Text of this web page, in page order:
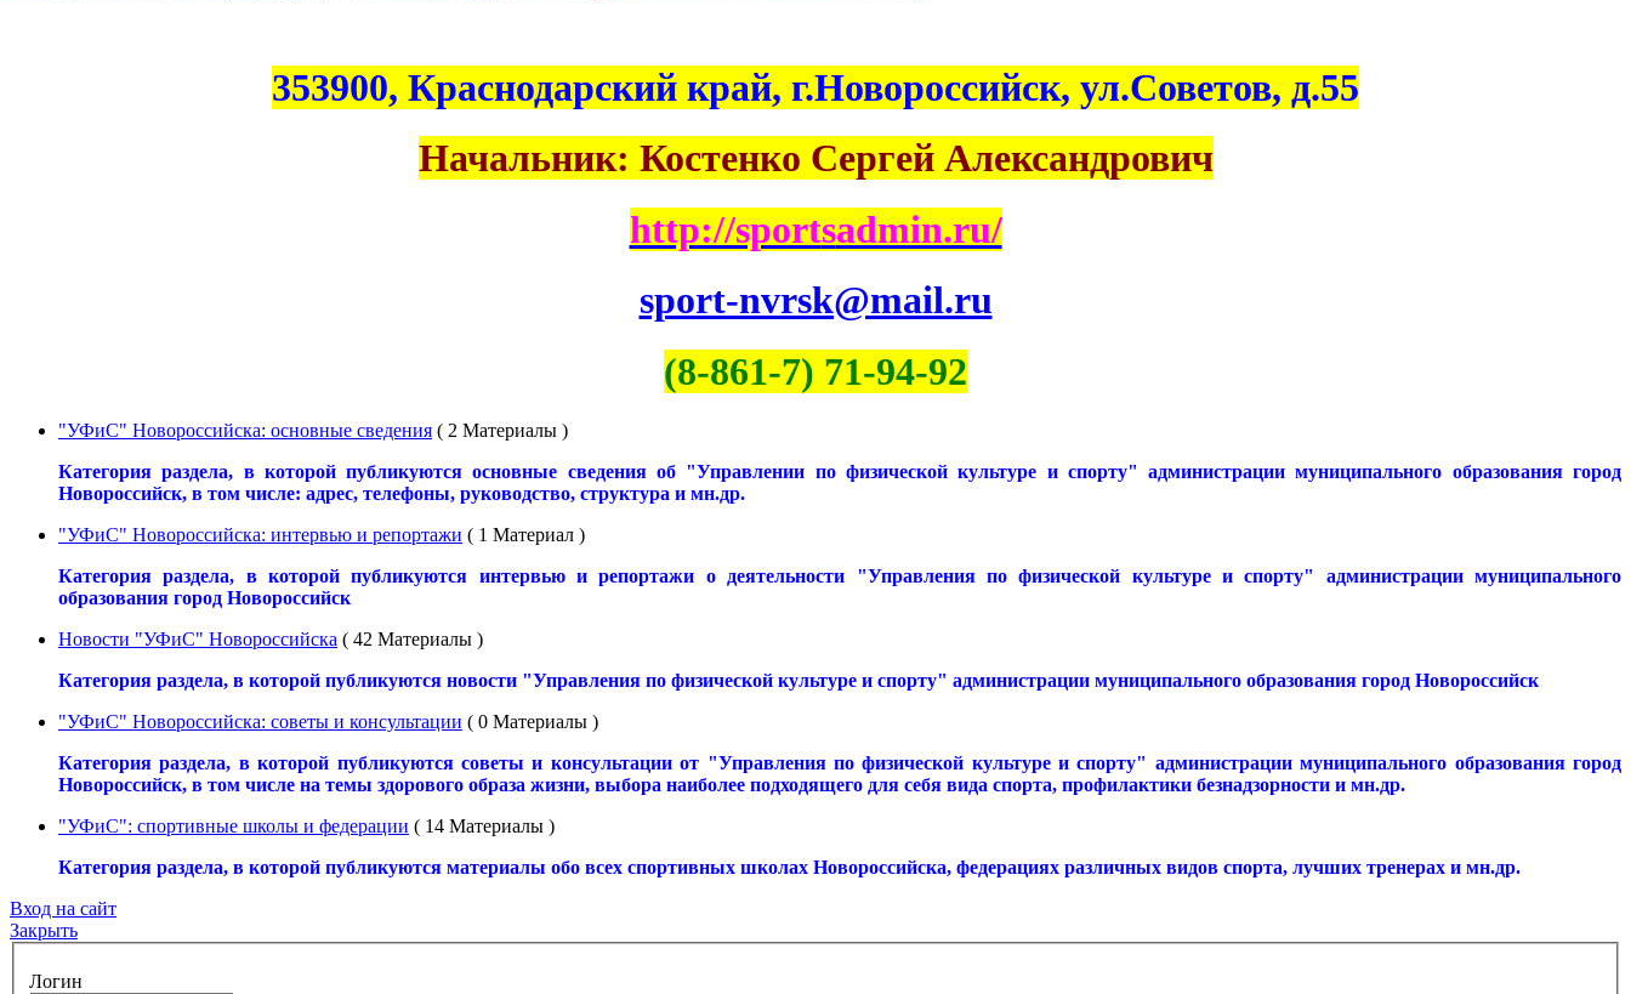
353900, Краснодарский край, г.Новороссийск, ул.Советов, д.55
Начальник: Костенко Сергей Александрович
http://sportsadmin.ru/
sport-nvrsk@mail.ru
(8-861-7) 71-94-92
"УФиС" Новороссийска: основные сведения ( 2 Материалы )
Категория раздела, в которой публикуются основные сведения об "Управлении по физической культуре и спорту" администрации муниципального образования город
Новороссийск, в том числе: адрес, телефоны, руководство, структура и мн.др.
"УФиС" Новороссийска: интервью и репортажи ( 1 Материал )
Категория раздела, в которой публикуются интервью и репортажи о деятельности "Управления по физической культуре и спорту" администрации муниципального
образования город Новороссийск
Новости "УФиС" Новороссийска ( 42 Материалы )
Категория раздела, в которой публикуются новости "Управления по физической культуре и спорту" администрации муниципального образования город Новороссийск
"УФиС" Новороссийска: советы и консультации ( 0 Материалы )
Категория раздела, в которой публикуются советы и консультации от "Управления по физической культуре и спорту" администрации муниципального образования город
Новороссийск, в том числе на темы здорового образа жизни, выбора наиболее подходящего для себя вида спорта, профилактики безнадзорности и мн.др.
"УФиС": спортивные школы и федерации ( 14 Материалы )
Категория раздела, в которой публикуются материалы обо всех спортивных школах Новороссийска, федерациях различных видов спорта, лучших тренерах и мн.др.
Вход на сайт
Закрыть
Логин